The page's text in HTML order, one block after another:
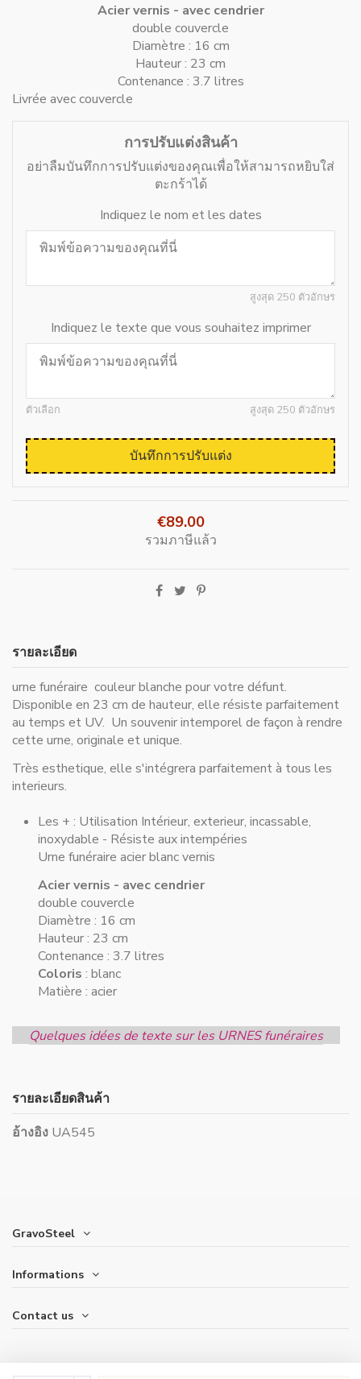
Acier vernis - avec cendrier
double couvercle
Diamètre : 16 cm
Hauteur : 23 cm
Contenance : 3.7 litres
Livrée avec couvercle
การปรับแต่งสินค้า
อย่าลืมบันทึกการปรับแต่งของคุณเพื่อให้สามารถหยิบใส่
ตะกร้าได้
Indiquez le nom et les dates
สูงสุด 250 ตัวอักษร
Indiquez le texte que vous souhaitez imprimer
ตัวเลือก สูงสุด 250 ตัวอักษร
บันทึกการปรับแต่ง
€89.00
รวมภาษีแล้ว
รายละเอียด
urne funéraire couleur blanche pour votre défunt.
Disponible en 23 cm de hauteur, elle résiste parfaitement
au temps et UV. Un souvenir intemporel de façon à rendre
cette urne, originale et unique.
Très esthetique, elle s'intégrera parfaitement à tous les
interieurs.
Les + : Utilisation Intérieur, exterieur, incassable,
inoxydable - Résiste aux intempéries
Urne funéraire acier blanc vernis
Acier vernis - avec cendrier
double couvercle
Diamètre : 16 cm
Hauteur : 23 cm
Contenance : 3.7 litres
Coloris : blanc
Matière : acier
Quelques idées de texte sur les URNES funéraires
รายละเอียดสินค้า
อ้างอิง UA545
GravoSteel
Informations
Contact us